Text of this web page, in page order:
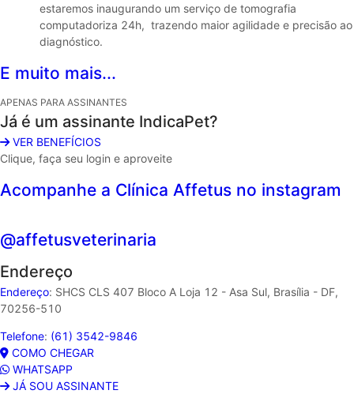
estaremos inaugurando um serviço de tomografia
computadoriza 24h, trazendo maior agilidade e precisão ao
diagnóstico.
E muito mais...
APENAS PARA ASSINANTES
Já é um assinante IndicaPet?
VER BENEFÍCIOS
Clique, faça seu login e aproveite
Acompanhe a Clínica Affetus no instagram
@affetusveterinaria
Endereço
Endereço: SHCS CLS 407 Bloco A Loja 12 - Asa Sul, Brasília - DF,
70256-510
Telefone: (61) 3542-9846
COMO CHEGAR
WHATSAPP
JÁ SOU ASSINANTE